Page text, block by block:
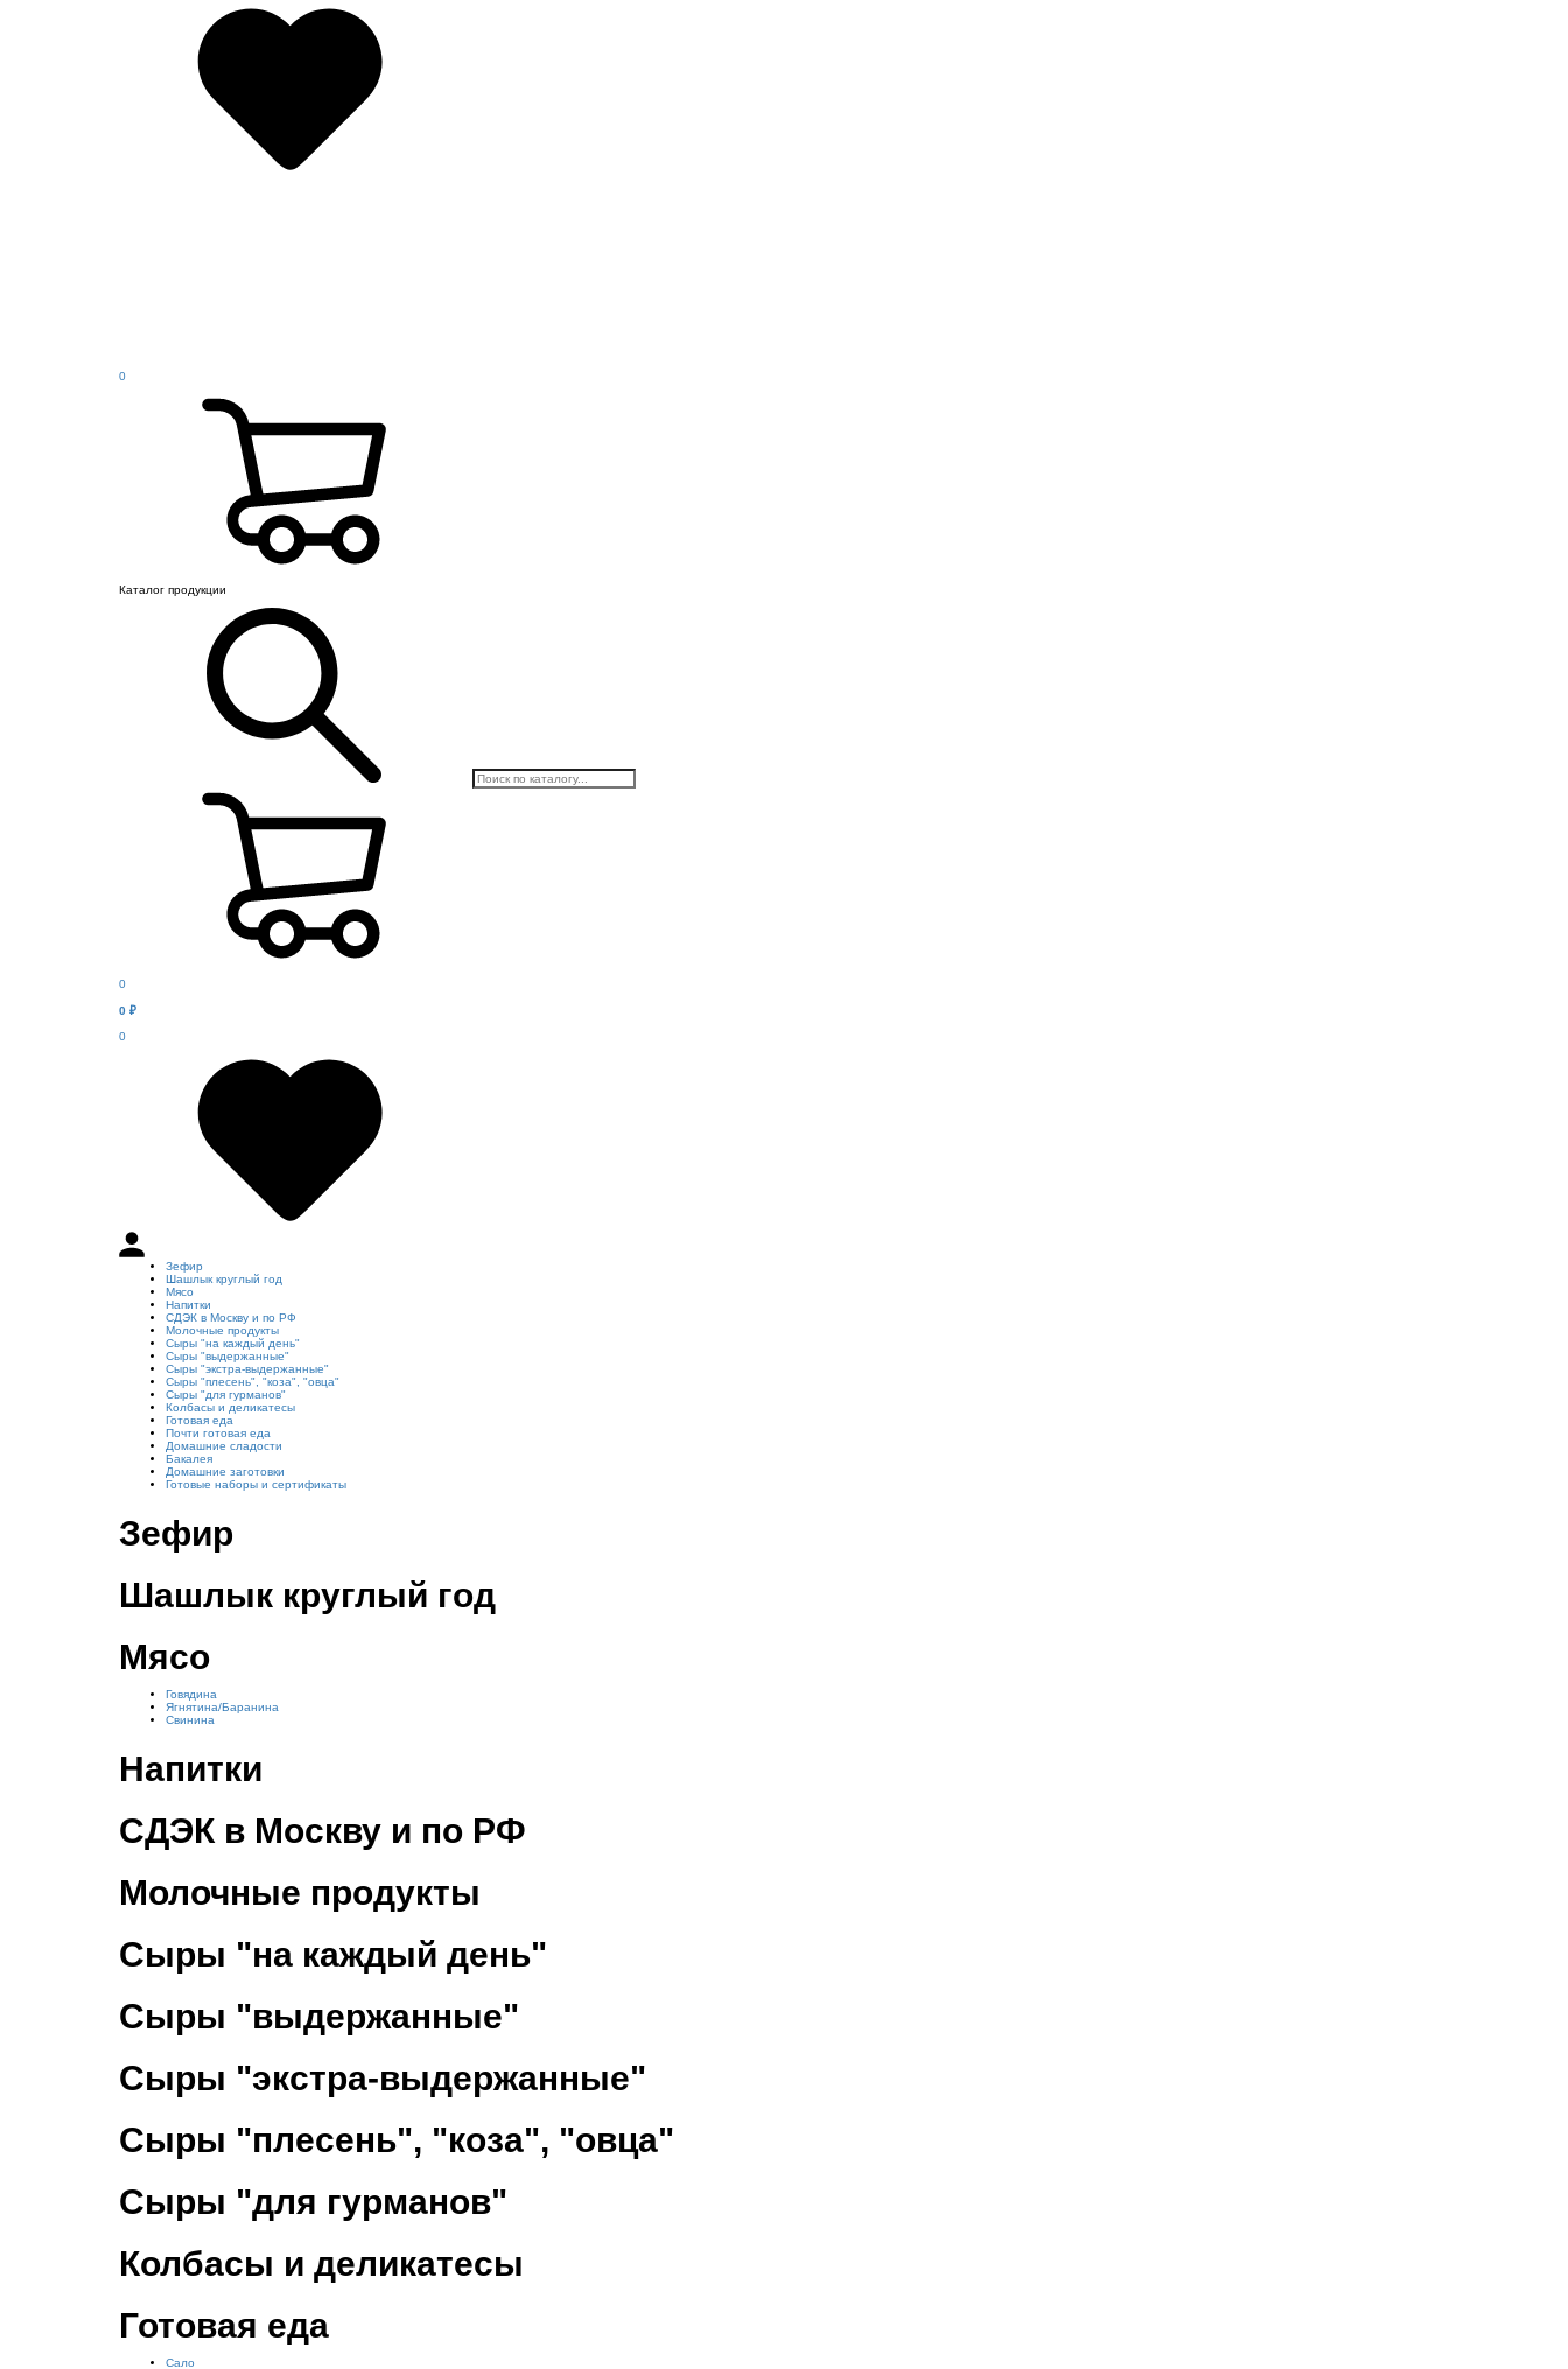
0
Каталог продукции
0
0 ₽
0
Зефир
Шашлык круглый год
Мясо
Напитки
СДЭК в Москву и по РФ
Молочные продукты
Сыры "на каждый день"
Сыры "выдержанные"
Сыры "экстра-выдержанные"
Сыры "плесень", "коза", "овца"
Сыры "для гурманов"
Колбасы и деликатесы
Готовая еда
Почти готовая еда
Домашние сладости
Бакалея
Домашние заготовки
Готовые наборы и сертификаты
Зефир
Шашлык круглый год
Мясо
Говядина
Ягнятина/Баранина
Свинина
Напитки
СДЭК в Москву и по РФ
Молочные продукты
Сыры "на каждый день"
Сыры "выдержанные"
Сыры "экстра-выдержанные"
Сыры "плесень", "коза", "овца"
Сыры "для гурманов"
Колбасы и деликатесы
Готовая еда
Сало